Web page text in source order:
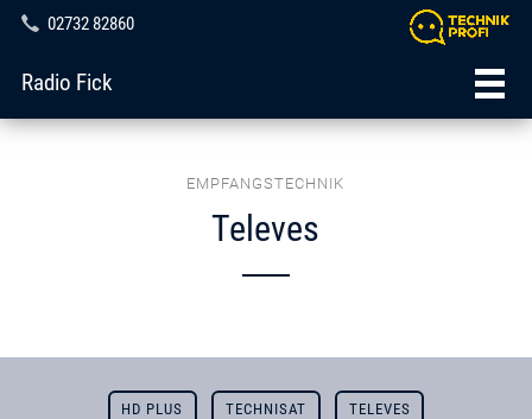
02732 82860
Radio Fick
EMPFANGSTECHNIK
Televes
HD PLUS TECHNISAT TELEVES